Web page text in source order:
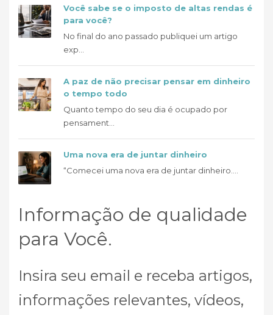
Você sabe se o imposto de altas rendas é
para você?
No final do ano passado publiquei um artigo
exp...
A paz de não precisar pensar em dinheiro
o tempo todo
Quanto tempo do seu dia é ocupado por
pensament...
Uma nova era de juntar dinheiro
“Comecei uma nova era de juntar dinheiro....
Informação de qualidade
para Você.
Insira seu email e receba artigos,
informações relevantes, vídeos,